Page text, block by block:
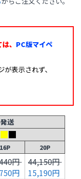
、 PC版マイペ
表示されず、
送
16P 20P
円
円
44,150円
15,190円